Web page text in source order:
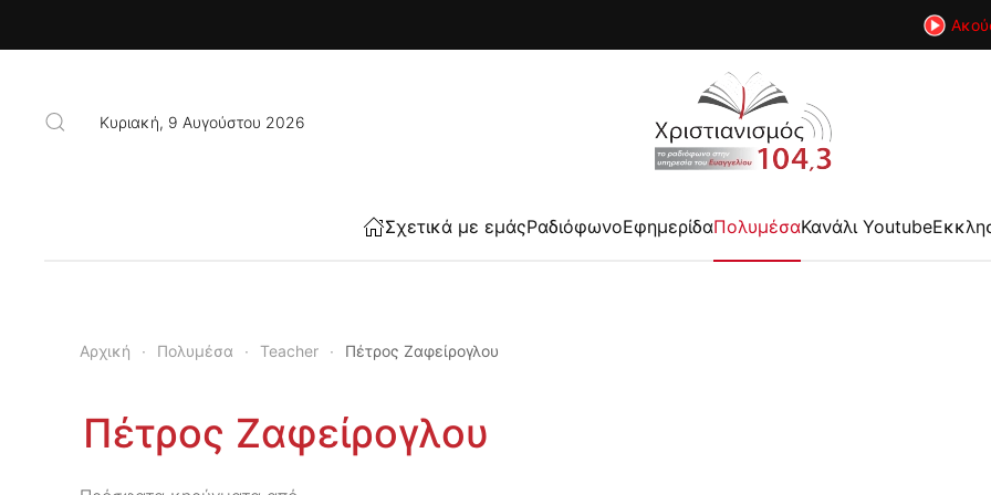
Κυριακή, 9 Αυγούστου 2026
Σχετικά με εμάςΡαδιόφωνοΕφημερίδαΠολυμέσαΚανάλι Youtube
Αρχική Πολυμέσα Teacher Πέτρος Ζαφείρογλου
Πέτρος Ζαφείρογλου